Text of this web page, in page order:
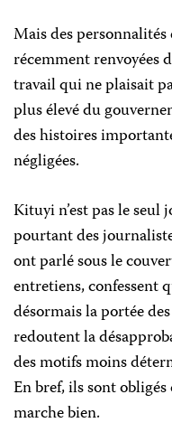
Mais des
récemment renvoyées
travail qui ne plaisait
plus élevé du
des histoires
négligées.
Kituyi n’est pas le
pourtant des
ont parlé sous le
entretiens, confessent
désormais la portée
redoutent la
des motifs moins
En bref, ils sont
marche bien.